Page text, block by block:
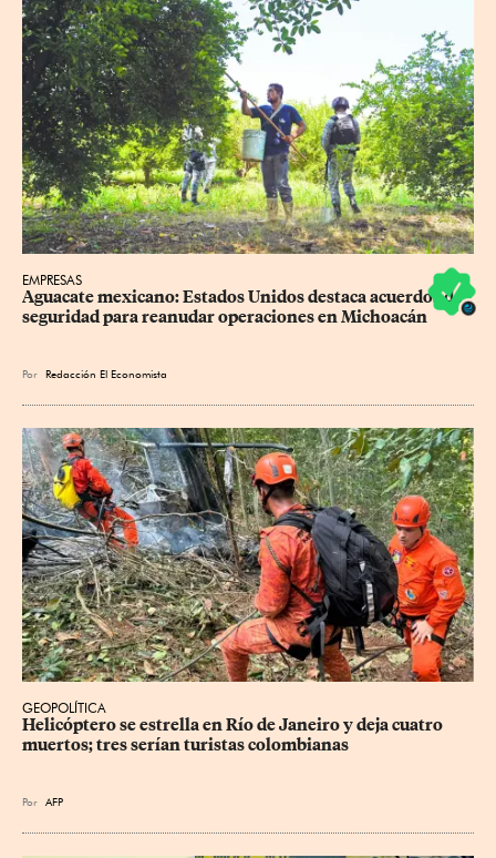
EMPRESAS
Aguacate mexicano: Estados Unidos destaca acuerdos de
seguridad para reanudar operaciones en Michoacán
Por Redacción El Economista
GEOPOLÍTICA
Helicóptero se estrella en Río de Janeiro y deja cuatro
muertos; tres serían turistas colombianas
Por AFP